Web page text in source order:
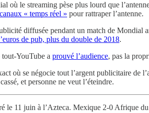
où le streaming pèse plus lourd que
« temps réel » pour rattraper l’antenne.
diffusée pendant un match de Mondial
de pub, plus du double de 2018.
YouTube a prouvé l’audience, pas la
où se négocie tout l’argent publicitaire de
et personne ne veut l’éteindre.
le 11 juin à l’Azteca. Mexique 2-0 Afrique